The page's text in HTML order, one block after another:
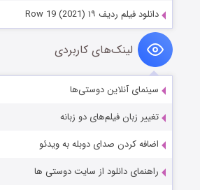
دانلود فیلم ردیف ۱۹ Row 19 (2021)
لینک‌های کاربردی
سینمای آنلاین دوستی‌ها
تغییر زبان فیلم‌های دو زبانه
اضافه کردن صدای دوبله به ویدئو
راهنمای دانلود از سایت دوستی ها